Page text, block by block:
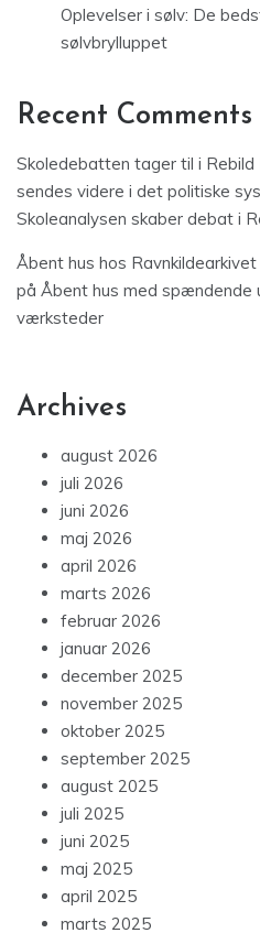
Oplevelser i sølv: De
sølvbrylluppet
Recent Comments
Skoledebatten tager til i Rebild
sendes videre i det politiske
Skoleanalysen skaber debat i
Åbent hus hos
på Åbent hus med spændende
værksteder
Archives
august 2026
juli 2026
juni 2026
maj 2026
april 2026
marts 2026
februar 2026
januar 2026
december 2025
november 2025
oktober 2025
september 2025
august 2025
juli 2025
juni 2025
maj 2025
april 2025
marts 2025